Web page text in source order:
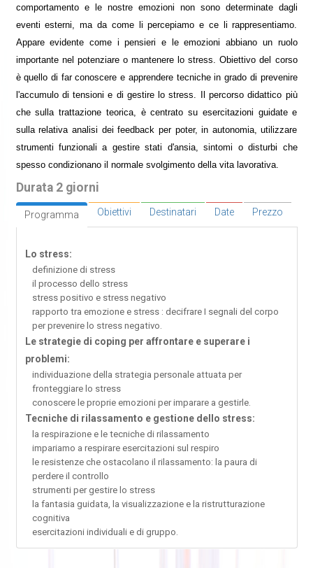
comportamento e le nostre emozioni non sono determinate dagli
eventi esterni, ma da come li percepiamo e ce li rappresentiamo.
Appare evidente come i pensieri e le emozioni abbiano un ruolo
importante nel potenziare o mantenere lo stress. Obiettivo del corso
è quello di far conoscere e apprendere tecniche in grado di prevenire
l'accumulo di tensioni e di gestire lo stress. Il percorso didattico più
che sulla trattazione teorica, è centrato su esercitazioni guidate e
sulla relativa analisi dei feedback per poter, in autonomia, utilizzare
strumenti funzionali a gestire stati d'ansia, sintomi o disturbi che
spesso condizionano il normale svolgimento della vita lavorativa.
Durata 2 giorni
Programma Obiettivi Destinatari Date Prezzo
Lo stress:
definizione di stress
il processo dello stress
stress positivo e stress negativo
rapporto tra emozione e stress : decifrare I segnali del corpo
per prevenire lo stress negativo.
Le strategie di coping per affrontare e superare i
problemi:
individuazione della strategia personale attuata per
fronteggiare lo stress
conoscere le proprie emozioni per imparare a gestirle.
Tecniche di rilassamento e gestione dello stress:
la respirazione e le tecniche di rilassamento
impariamo a respirare esercitazioni sul respiro
le resistenze che ostacolano il rilassamento: la paura di
perdere il controllo
strumenti per gestire lo stress
la fantasia guidata, la visualizzazione e la ristrutturazione
cognitiva
esercitazioni individuali e di gruppo.